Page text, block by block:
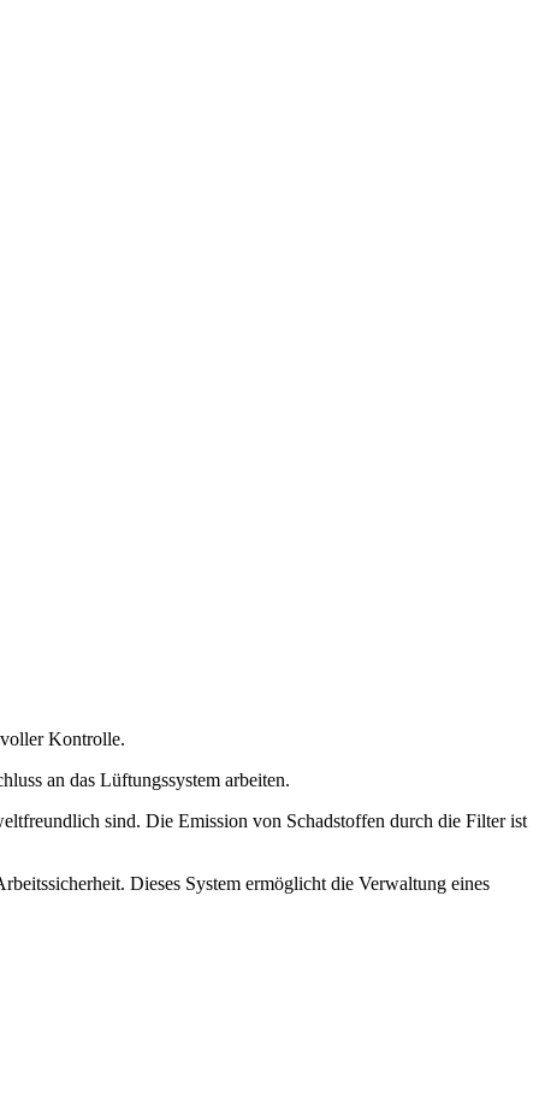
Kontrolle.
an das Lüftungssystem arbeiten.
sind. Die Emission von Schadstoffen durch die Filter ist
Dieses System ermöglicht die Verwaltung eines